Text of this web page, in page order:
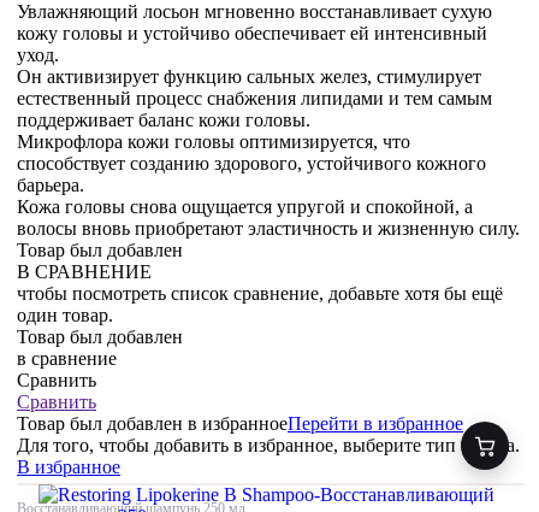
Увлажняющий лосьон мгновенно восстанавливает сухую
кожу головы и устойчиво обеспечивает ей интенсивный
уход.
Он активизирует функцию сальных желез, стимулирует
естественный процесс снабжения липидами и тем самым
поддерживает баланс кожи головы.
Микрофлора кожи головы оптимизируется, что
способствует созданию здорового, устойчивого кожного
барьера.
Кожа головы снова ощущается упругой и спокойной, а
волосы вновь приобретают эластичность и жизненную силу.
Товар был добавлен
В СРАВНЕНИЕ
чтобы посмотреть список сравнение, добавьте хотя бы ещё
один товар.
Товар был добавлен
в сравнение
Сравнить
Сравнить
Товар был добавлен в избранноеПерейти в избранное
Для того, чтобы добавить в избранное, выберите тип товара.
В избранное
Восстанавливающий шампунь,250 мл